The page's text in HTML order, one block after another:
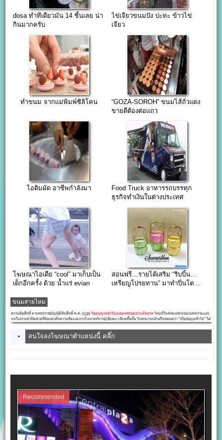
dosa ทำทีเดียวมัน 14 ชิ้นเลย น่า
กินมากครับ
ไข่เจียวขนมปัง ปะทะ ข้าวไข่
เจียว
ทำขนม จากแม่พิมพ์ซิลิโคน
“GOZA-SOROH” ขนมไส้ถั่วแดง
ขายดีต้องต่อแถว
ไอติมผัด อาชีพกำลังมา
Food Truck อาหารรถบรรทุก
ธุรกิจทำเงินในต่างประเทศ
โฆษณาไอเดีย “cool” มาเก็บเป็น
เด็กอีกครั้ง ด้วย น้ำแร่ evian
สอนฟรี…รายได้เสริม “ริบบิ้น…
เหรียญโปรยทาน” มาทำปิ่นโต…
ขนมสายไหม
สนใจลงโฆษณาตำแหน่งนี้ คลิ๊ก
Recommended